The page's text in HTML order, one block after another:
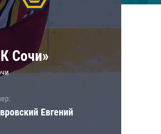
Сочи»
Евгений